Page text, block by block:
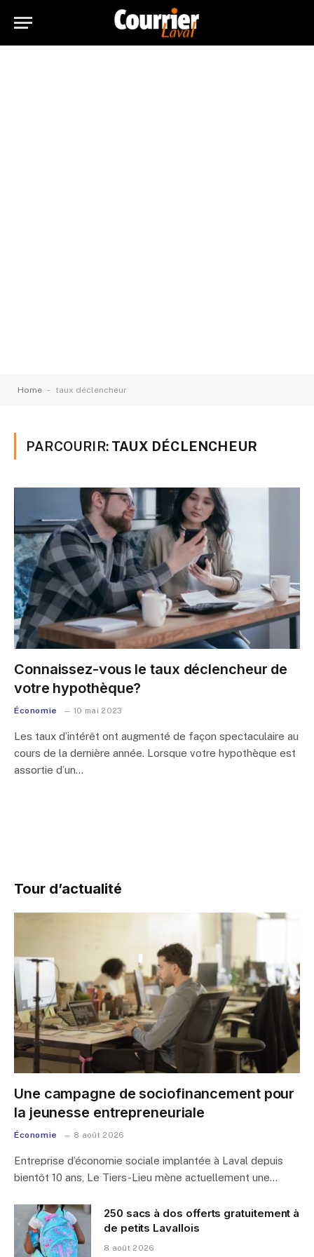
Home - taux déclencheur
PARCOURIR: TAUX DÉCLENCHEUR
Connaissez-vous le taux déclencheur de
votre hypothèque?
Économie 10 mai 2023
Les taux d’intérêt ont augmenté de façon spectaculaire au
cours de la dernière année. Lorsque votre hypothèque est
assortie d’un…
Tour d’actualité
Une campagne de sociofinancement pour
la jeunesse entrepreneuriale
Économie 8 août 2026
Entreprise d’économie sociale implantée à Laval depuis
bientôt 10 ans, Le Tiers-Lieu mène actuellement une…
250 sacs à dos offerts gratuitement à
de petits Lavallois
8 août 2026